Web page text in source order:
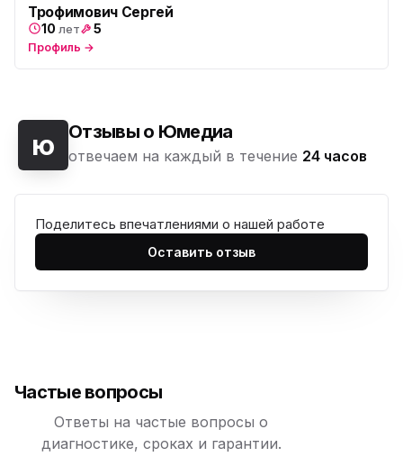
Трофимович Сергей
10 лет 5
Профиль →
ю Отзывы о Юмедиа
отвечаем на каждый в течение 24 часов
Поделитесь впечатлениями о нашей работе
Оставить отзыв
Частые вопросы
Ответы на частые вопросы о
диагностике, сроках и гарантии.